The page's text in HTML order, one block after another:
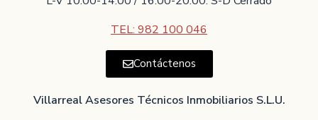
TEL: 982 100 046
Contáctenos
Villarreal Asesores Técnicos Inmobiliarios S.L.U.